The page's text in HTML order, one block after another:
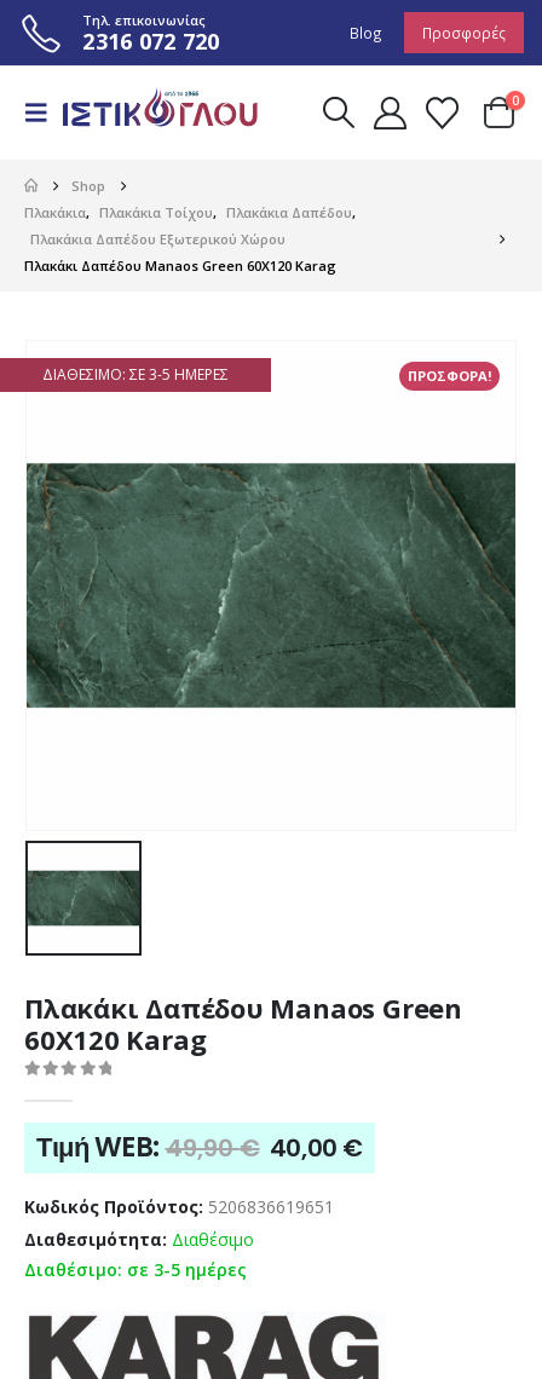
Τηλ. επικοινωνίας
2316 072 720 Blog Προσφορές
0
Shop
Πλακάκια, Πλακάκια Τοίχου, Πλακάκια Δαπέδου,
Πλακάκια Δαπέδου Εξωτερικού Χώρου
Πλακάκι Δαπέδου Manaos Green 60X120 Karag
ΠΡΟΣΦΟΡΑ!
ΔΙΑΘΈΣΙΜΟ: ΣΕ 3-5 ΗΜΈΡΕΣ
Πλακάκι Δαπέδου Manaos Green
60X120 Karag
Τιμή WEB:49,90€ Original
price
was:
49,90 €.
40,00 €Η
τρέχουσα
Κωδικός Προϊόντος: 5206836619651
Διαθεσιμότητα: Διαθέσιμο
Διαθέσιμο: σε 3-5 ημέρες